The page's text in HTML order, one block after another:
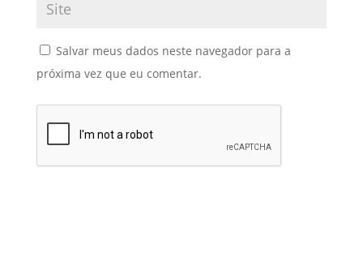
Salvar meus dados neste navegador para a
próxima vez que eu comentar.